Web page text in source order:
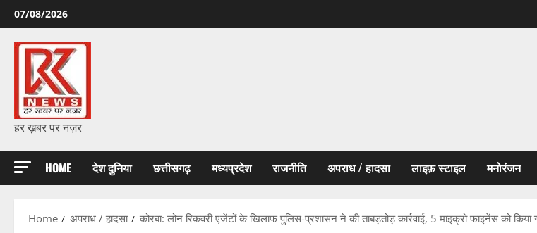
Skip
to
content
07/08/2026
हर ख़बर पर नज़र
HOME देश दुनिया छत्तीसगढ़ मध्यप्रदेश राजनीति अपराध / हादसा लाइफ़ स्टाइल मनोरंजन
Home अपराध / हादसा कोरबा: लोन रिकवरी एजेंटों के खिलाफ पुलिस-प्रशासन ने की ताबड़तोड़ कार्रवाई, 5 माइक्रो फाइनेंस को